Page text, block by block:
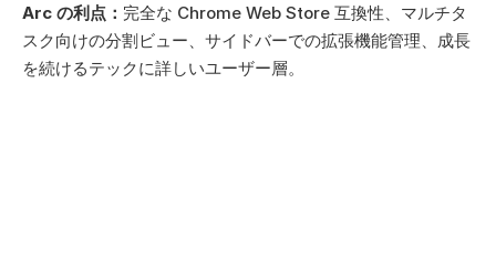
Arc の利点： 完全な Chrome Web Store 互換性、マルチタ
スク向けの分割ビュー、サイドバーでの拡張機能管理、成長
を続けるテックに詳しいユーザー層。